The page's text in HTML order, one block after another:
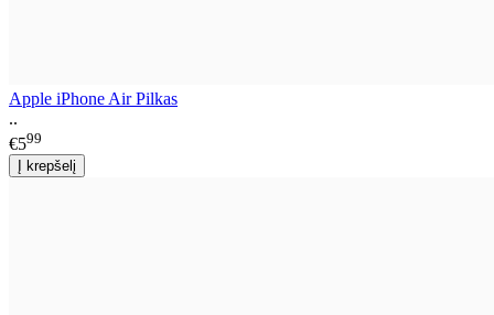
Apple iPhone Air Pilkas
..
€599